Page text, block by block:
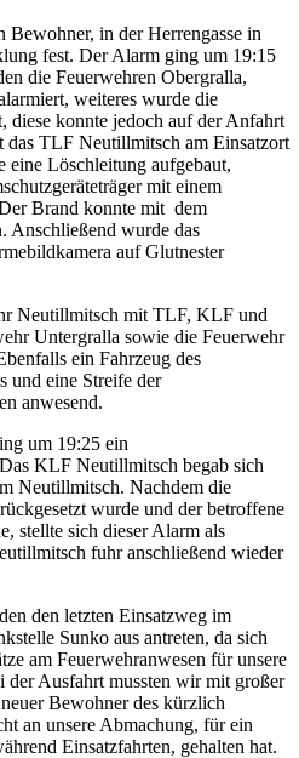
Bewohner, in der Herrengasse in
fest. Der Alarm ging um 19:15
die Feuerwehren Obergralla,
weiteres wurde die
diese konnte jedoch auf der Anfahrt
das TLF Neutillmitsch am Einsatzort
eine Löschleitung aufgebaut,
mit einem
Brand konnte mit dem
Anschließend wurde das
auf Glutnester
Neutillmitsch mit TLF, KLF und
Untergralla sowie die Feuerwehr
ein Fahrzeug des
und eine Streife der
anwesend.
um 19:25 ein
KLF Neutillmitsch begab sich
Neutillmitsch. Nachdem die
wurde und der betroffene
stellte sich dieser Alarm als
fuhr anschließend wieder
den letzten Einsatzweg im
Sunko aus antreten, da sich
am Feuerwehranwesen für unsere
der Ausfahrt mussten wir mit großer
Bewohner des kürzlich
an unsere Abmachung, für ein
Einsatzfahrten, gehalten hat.